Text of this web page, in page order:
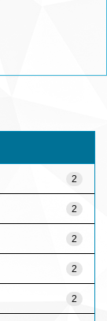
2
2
2
2
2